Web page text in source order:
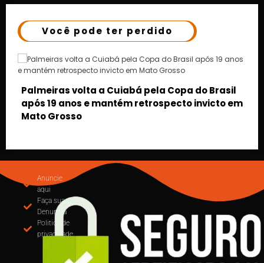
Você pode ter perdido
Brasil
em
MUDANÇA NA EMISSÃO DE NOTAS: CUIABÁ
OBRIGA USO DO EMISSOR NACIONAL DE
PARTIR DE SETEMBRO